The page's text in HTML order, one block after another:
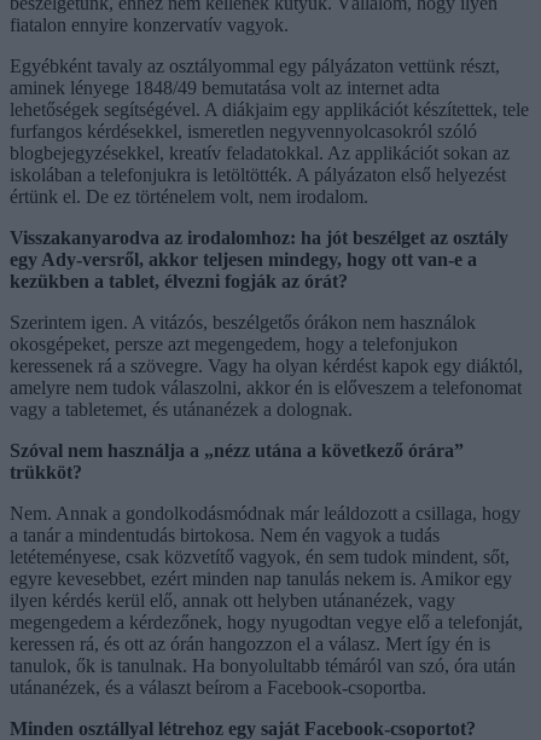
fiatalon ennyire konzervatív vagyok.
Egyébként tavaly az osztályommal egy pályázaton vettünk részt,
aminek lényege 1848/49 bemutatása volt az internet adta
lehetőségek segítségével. A diákjaim egy applikációt készítettek, tele
furfangos kérdésekkel, ismeretlen negyvennyolcasokról szóló
blogbejegyzésekkel, kreatív feladatokkal. Az applikációt sokan az
iskolában a telefonjukra is letöltötték. A pályázaton első helyezést
értünk el. De ez történelem volt, nem irodalom.
Visszakanyarodva az irodalomhoz: ha jót beszélget az osztály
egy Ady-versről, akkor teljesen mindegy, hogy ott van-e a
kezükben a tablet, élvezni fogják az órát?
Szerintem igen. A vitázós, beszélgetős órákon nem használok
okosgépeket, persze azt megengedem, hogy a telefonjukon
keressenek rá a szövegre. Vagy ha olyan kérdést kapok egy diáktól,
amelyre nem tudok válaszolni, akkor én is előveszem a telefonomat
vagy a tabletemet, és utánanézek a dolognak.
Szóval nem használja a „nézz utána a következő órára”
trükköt?
Nem. Annak a gondolkodásmódnak már leáldozott a csillaga, hogy
a tanár a mindentudás birtokosa. Nem én vagyok a tudás
letéteményese, csak közvetítő vagyok, én sem tudok mindent, sőt,
egyre kevesebbet, ezért minden nap tanulás nekem is. Amikor egy
ilyen kérdés kerül elő, annak ott helyben utánanézek, vagy
megengedem a kérdezőnek, hogy nyugodtan vegye elő a telefonját,
keressen rá, és ott az órán hangozzon el a válasz. Mert így én is
tanulok, ők is tanulnak. Ha bonyolultabb témáról van szó, óra után
utánanézek, és a választ beírom a Facebook-csoportba.
Minden osztállyal létrehoz egy saját Facebook-csoportot?